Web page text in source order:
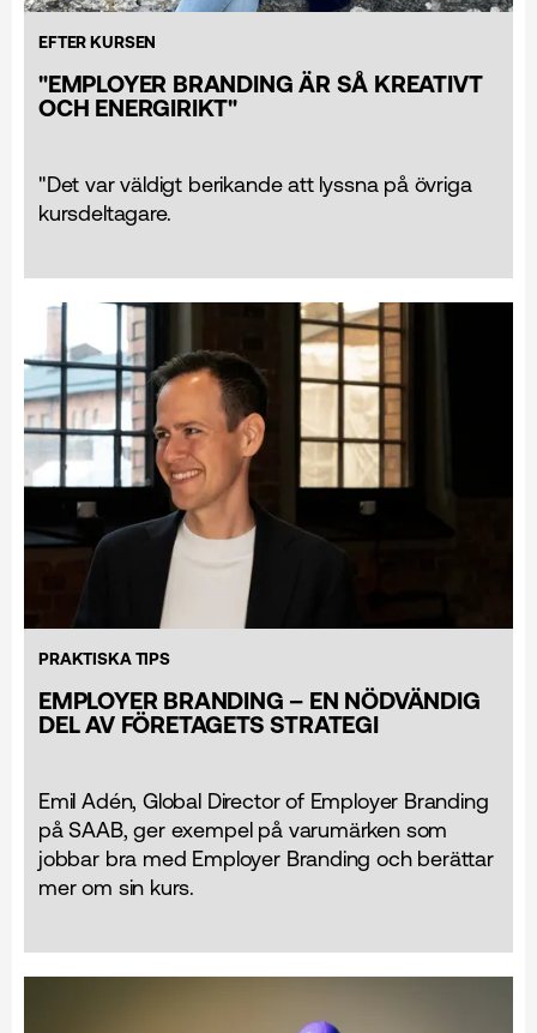
EFTER KURSEN
"EMPLOYER BRANDING ÄR SÅ KREATIVT
OCH ENERGIRIKT"
"Det var väldigt berikande att lyssna på övriga
kursdeltagare.
PRAKTISKA TIPS
EMPLOYER BRANDING – EN NÖDVÄNDIG
DEL AV FÖRETAGETS STRATEGI
Emil Adén, Global Director of Employer Branding
på SAAB, ger exempel på varumärken som
jobbar bra med Employer Branding och berättar
mer om sin kurs.